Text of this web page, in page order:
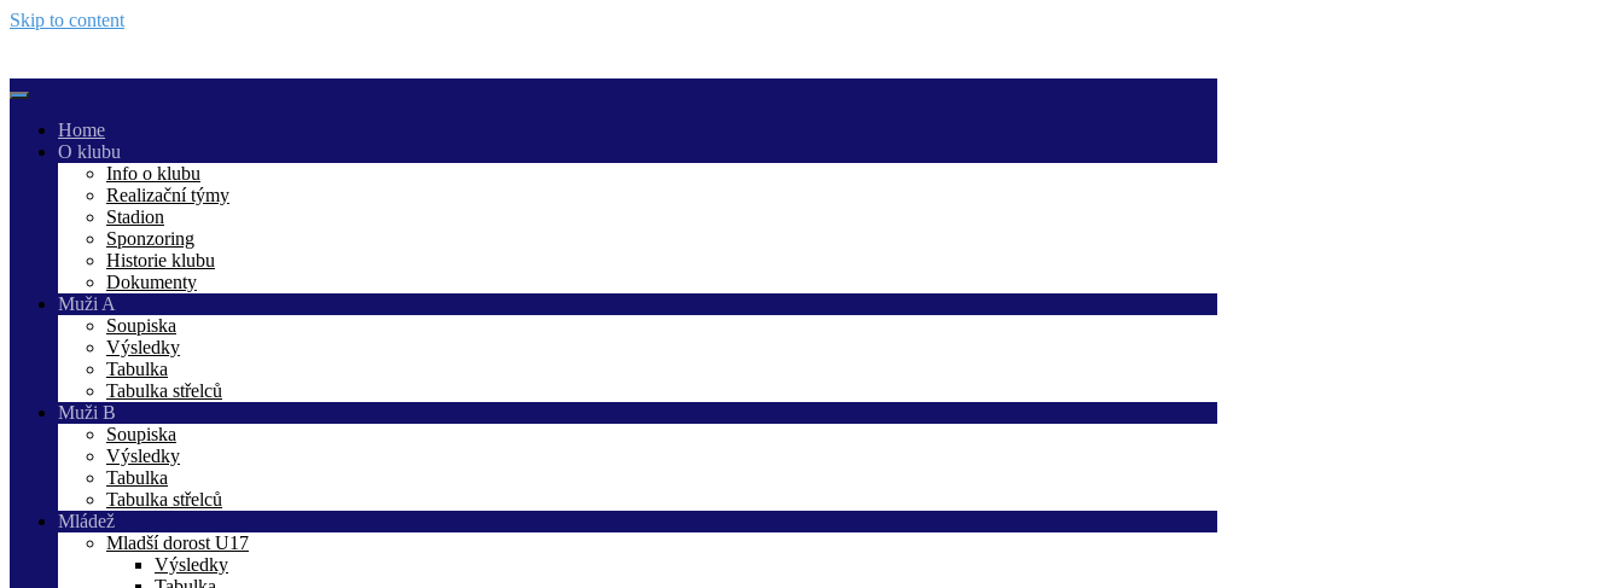
Skip to content
Home
O klubu
Info o klubu
Realizační týmy
Stadion
Sponzoring
Historie klubu
Dokumenty
Muži A
Soupiska
Výsledky
Tabulka
Tabulka střelců
Muži B
Soupiska
Výsledky
Tabulka
Tabulka střelců
Mládež
Mladší dorost U17
Výsledky